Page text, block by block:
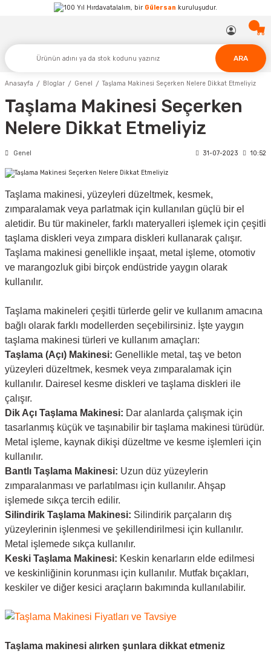
Hırdavatalalım, bir Gülersan kuruluşudur.
ARA
Anasayfa Bloglar Genel Taşlama Makinesi Seçerken Nelere Dikkat Etmeliyiz
Taşlama Makinesi Seçerken
Nelere Dikkat Etmeliyiz
Genel 31-07-2023 10:52
Taşlama makinesi, yüzeyleri düzeltmek, kesmek,
zımparalamak veya parlatmak için kullanılan güçlü bir el
aletidir. Bu tür makineler, farklı materyalleri işlemek için çeşitli
taşlama diskleri veya zımpara diskleri kullanarak çalışır.
Taşlama makinesi genellikle inşaat, metal işleme, otomotiv
ve marangozluk gibi birçok endüstride yaygın olarak
kullanılır.
Taşlama makineleri çeşitli türlerde gelir ve kullanım amacına
bağlı olarak farklı modellerden seçebilirsiniz. İşte yaygın
taşlama makinesi türleri ve kullanım amaçları:
Taşlama (Açı) Makinesi: Genellikle metal, taş ve beton
yüzeyleri düzeltmek, kesmek veya zımparalamak için
kullanılır. Dairesel kesme diskleri ve taşlama diskleri ile
çalışır.
Dik Açı Taşlama Makinesi: Dar alanlarda çalışmak için
tasarlanmış küçük ve taşınabilir bir taşlama makinesi türüdür.
Metal işleme, kaynak dikişi düzeltme ve kesme işlemleri için
kullanılır.
Bantlı Taşlama Makinesi: Uzun düz yüzeylerin
zımparalanması ve parlatılması için kullanılır. Ahşap
işlemede sıkça tercih edilir.
Silindirik Taşlama Makinesi: Silindirik parçaların dış
yüzeylerinin işlenmesi ve şekillendirilmesi için kullanılır.
Metal işlemede sıkça kullanılır.
Keski Taşlama Makinesi: Keskin kenarların elde edilmesi
ve keskinliğinin korunması için kullanılır. Mutfak bıçakları,
keskiler ve diğer kesici araçların bakımında kullanılabilir.
Taşlama makinesi alırken şunlara dikkat etmeniz